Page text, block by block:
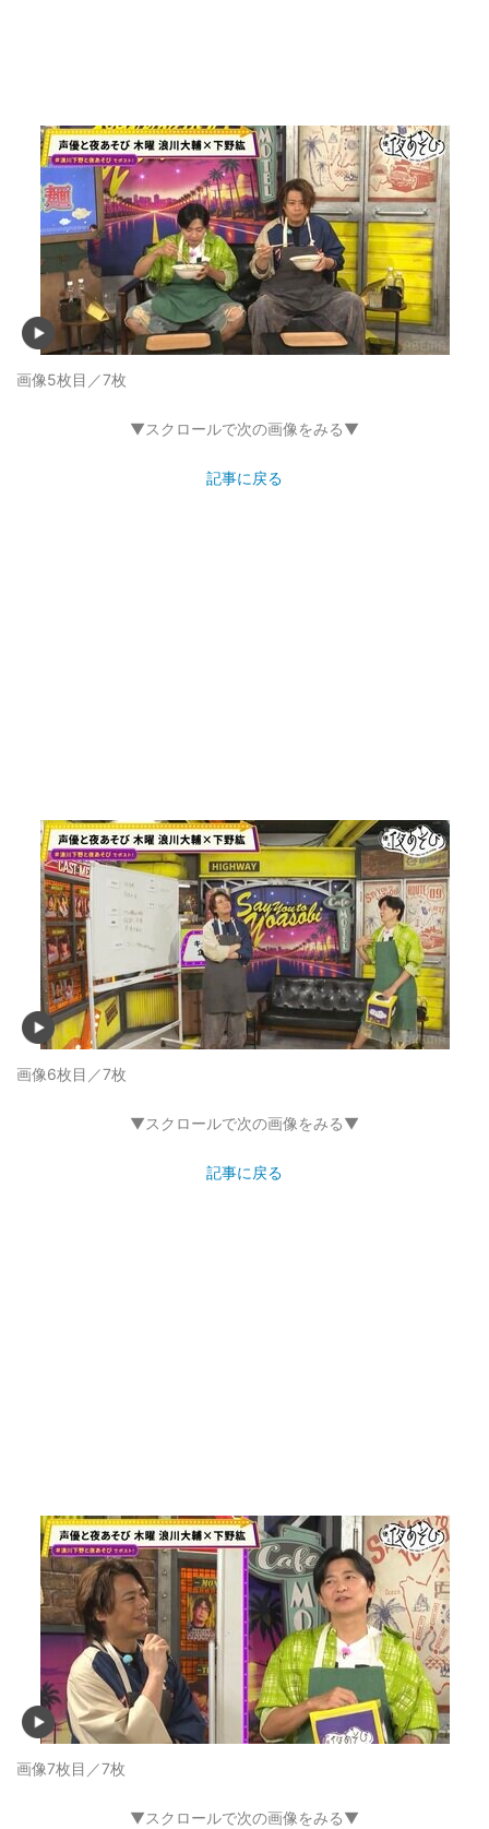
画像5枚目／7枚
▼スクロールで次の画像をみる▼
記事に戻る
画像6枚目／7枚
▼スクロールで次の画像をみる▼
記事に戻る
画像7枚目／7枚
▼スクロールで次の画像をみる▼